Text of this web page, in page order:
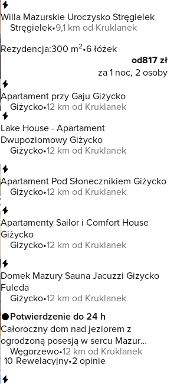
Willa Mazurskie Uroczysko Stręgielek
Stręgielek 9,1 km od Kruklanek
Rezydencja:300 m2 6 łóżek
od817 zł
za 1 noc, 2 osoby
Apartament przy Gaju Giżycko
Giżycko 12 km od Kruklanek
Natychmiastowa rezerwacja
Lake House - Apartament
Dwupoziomowy Giżycko
Giżycko 12 km od Kruklanek
Apartament Pod Słonecznikiem Giżycko
Giżycko 12 km od Kruklanek
Apartamenty Sailor i Comfort House
Giżycko
Giżycko 12 km od Kruklanek
Domek Mazury Sauna Jacuzzi Gizycko
Fuleda
Giżycko 12 km od Kruklanek
Potwierdzenie do 24 h
Całoroczny dom nad jeziorem z
ogrodzoną posesją w sercu Mazur
Węgorzewo
Węgorzewo 12 km od Kruklanek
10 Rewelacyjny 2 opinie